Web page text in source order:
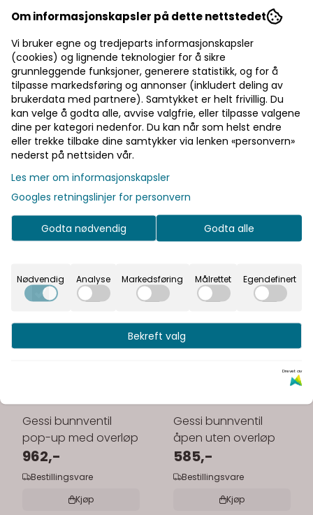
Gessi bunnventil
pop-up med overløp
962,-
Bestillingsvare
Kjøp
Gessi bunnventil
åpen uten overløp
585,-
Bestillingsvare
Kjøp
Om informasjonskapsler på dette nettstedet
Vi bruker egne og tredjeparts informasjonskapsler
(cookies) og lignende teknologier for å sikre
grunnleggende funksjoner, generere statistikk, og for å
tilpasse markedsføring og annonser (inkludert deling av
brukerdata med partnere). Samtykket er helt frivillig. Du
kan velge å godta alle, avvise valgfrie, eller tilpasse valgene
dine per kategori nedenfor. Du kan når som helst endre
eller trekke tilbake dine samtykker via lenken «personvern»
nederst på nettsiden vår.
Les mer om informasjonskapsler
Googles retningslinjer for personvern
Godta nødvendig Godta alle
Nødvendig Analyse Markedsføring Målrettet Egendefinert
Bekreft valg
Drevet av